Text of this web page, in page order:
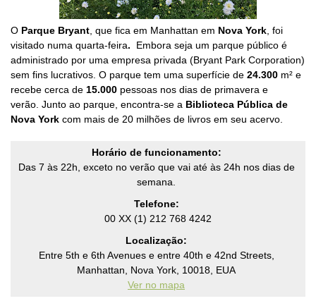
O Parque Bryant , que fica em Manhattan em Nova York , foi
visitado numa quarta-feira. Embora seja um parque público é
administrado por uma empresa privada (Bryant Park Corporation)
sem fins lucrativos. O parque tem uma superfície de 24.300 m² e
recebe cerca de 15.000 pessoas nos dias de primavera e
verão. Junto ao parque, encontra-se a Biblioteca Pública de
Nova York com mais de 20 milhões de livros em seu acervo.
Horário de funcionamento:
Das 7 às 22h, exceto no verão que vai até às 24h nos dias de
semana.
Telefone:
00 XX (1) 212 768 4242
Localização:
Entre 5th e 6th Avenues e entre 40th e 42nd Streets,
Manhattan, Nova York, 10018, EUA
Ver no mapa